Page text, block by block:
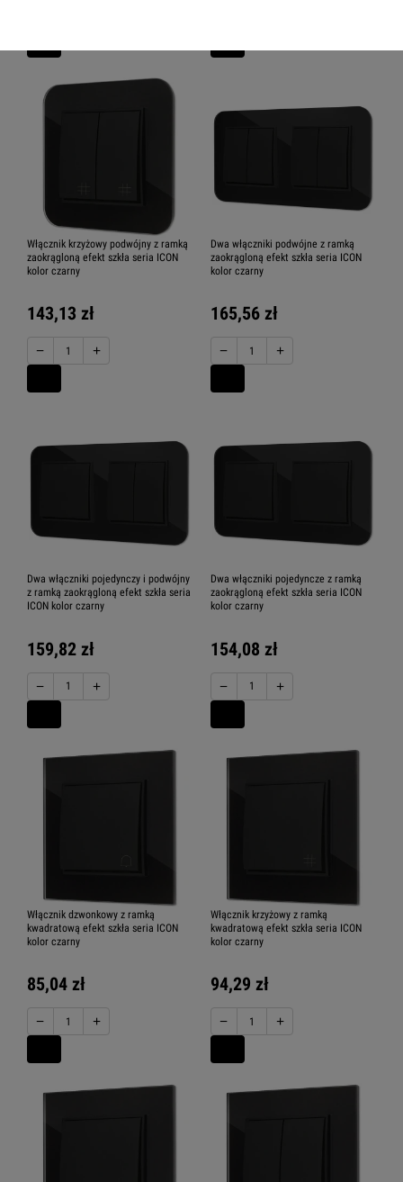
Włącznik krzyżowy podwójny z ramką
zaokrągloną efekt szkła seria ICON
kolor czarny
143,13 zł
− +
Dwa włączniki podwójne z ramką
zaokrągloną efekt szkła seria ICON
kolor czarny
165,56 zł
− +
Dwa włączniki pojedynczy i podwójny
z ramką zaokrągloną efekt szkła seria
ICON kolor czarny
159,82 zł
− +
Dwa włączniki pojedyncze z ramką
zaokrągloną efekt szkła seria ICON
kolor czarny
154,08 zł
− +
Włącznik dzwonkowy z ramką
kwadratową efekt szkła seria ICON
kolor czarny
85,04 zł
− +
Włącznik krzyżowy z ramką
kwadratową efekt szkła seria ICON
kolor czarny
94,29 zł
− +